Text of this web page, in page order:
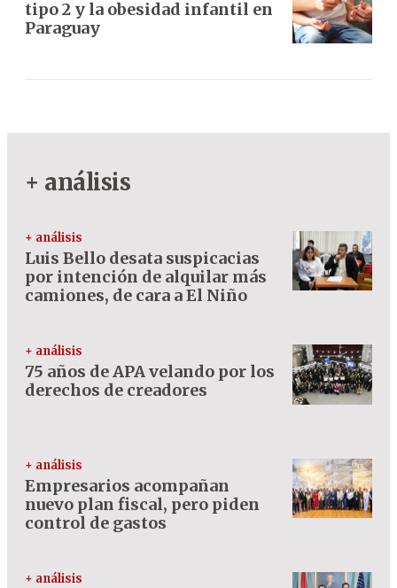
tipo 2 y la obesidad infantil en
Paraguay
+ análisis
+ análisis
Luis Bello desata suspicacias
por intención de alquilar más
camiones, de cara a El Niño
+ análisis
75 años de APA velando por los
derechos de creadores
+ análisis
Empresarios acompañan
nuevo plan fiscal, pero piden
control de gastos
+ análisis